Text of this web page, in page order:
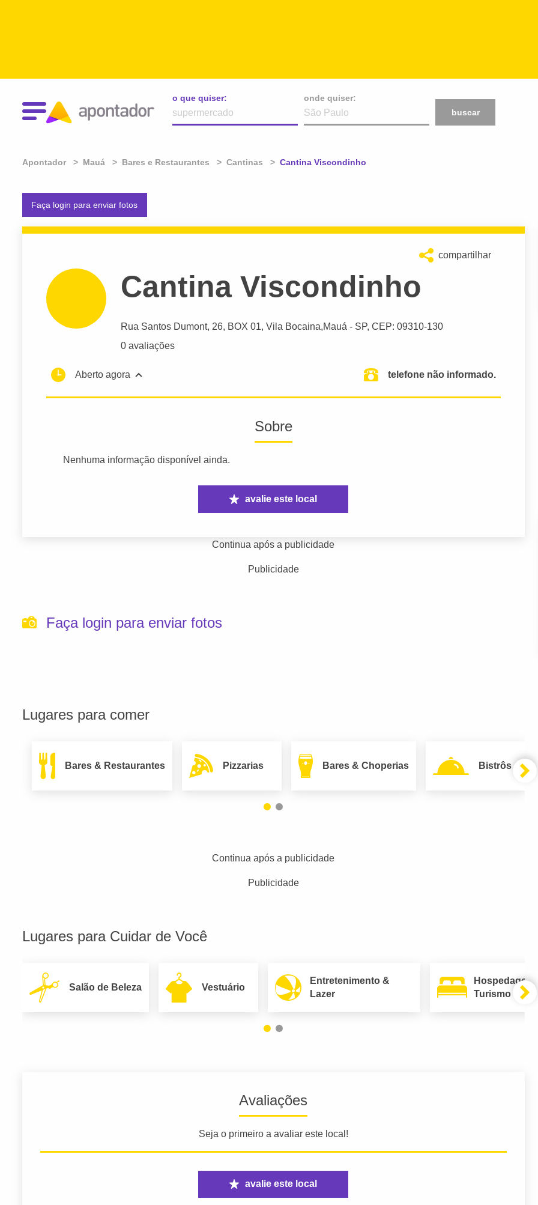
o que quiser:
onde quiser:
buscar
Apontador Mauá Bares e Restaurantes Cantinas Atual:
Cantina Viscondinho
Faça login para enviar fotos
compartilhar
Cantina Viscondinho
Rua Santos Dumont, 26, BOX 01, Vila Bocaina,Mauá - SP, CEP: 09310-130
0 avaliações
Aberto agora telefone não informado.
Sobre
Nenhuma informação disponível ainda.
avalie este local
Continua após a publicidade
Publicidade
Faça login para enviar fotos
Lugares para comer
Bares & Restaurantes Pizzarias Bares & Choperias Bistrôs
Continua após a publicidade
Publicidade
Lugares para Cuidar de Você
Salão de Beleza Vestuário
Entretenimento &
Lazer
Hospedagem
Turismo
Avaliações
Seja o primeiro a avaliar este local!
avalie este local